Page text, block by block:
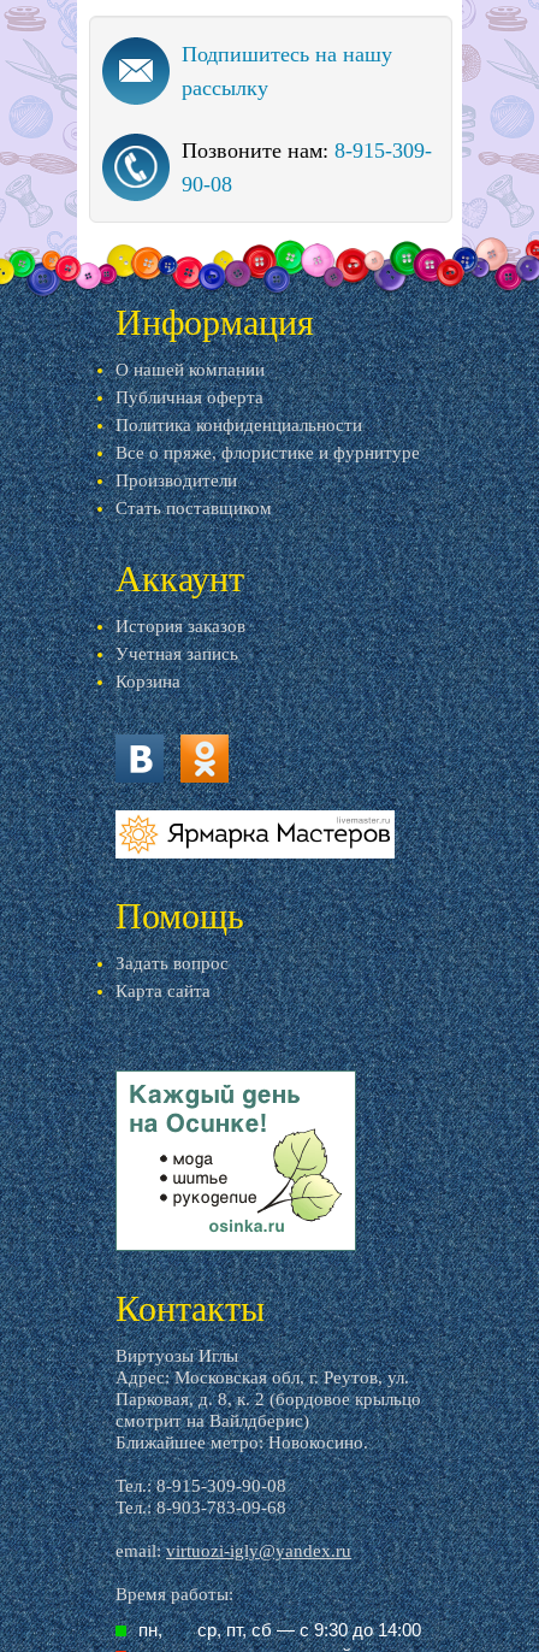
Подпишитесь на нашу
рассылку
Позвоните нам: 8-915-309-
90-08
Информация
О нашей компании
Публичная оферта
Политика конфиденциальности
Все о пряже, флористике и фурнитуре
Производители
Стать поставщиком
Аккаунт
История заказов
Учетная запись
Корзина
vk.com ok.ru
livemaster.ru
Помощь
Задать вопрос
Карта сайта
livemaster.ru
Контакты
Виртуозы Иглы
Адрес: Московская обл, г. Реутов, ул.
Парковая, д. 8, к. 2 (бордовое крыльцо
смотрит на Вайлдберис)
Ближайшее метро: Новокосино.
Тел.: 8-915-309-90-08
Тел.: 8-903-783-09-68
email:virtuozi-igly@yandex.ru
Время работы:
пн,
ср, пт, cб — с 9:30 до 14:00